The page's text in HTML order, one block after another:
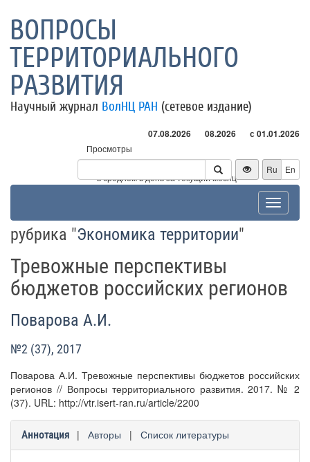
ВОПРОСЫ
ТЕРРИТОРИАЛЬНОГО
РАЗВИТИЯ
Научный журнал ВолНЦ РАН (сетевое издание)
07.08.2026 08.2026 с 01.01.2026
Просмотры
Посетители
* - в среднем в день за текущий месяц
Ru En
Toggle
рубрика "Экономика территории"
Тревожные перспективы
бюджетов российских регионов
Поварова А.И.
№2 (37), 2017
Поварова А.И. Тревожные перспективы бюджетов российских
регионов // Вопросы территориального развития. 2017. № 2
(37). URL: http://vtr.isert-ran.ru/article/2200
Аннотация | Авторы | Список литературы